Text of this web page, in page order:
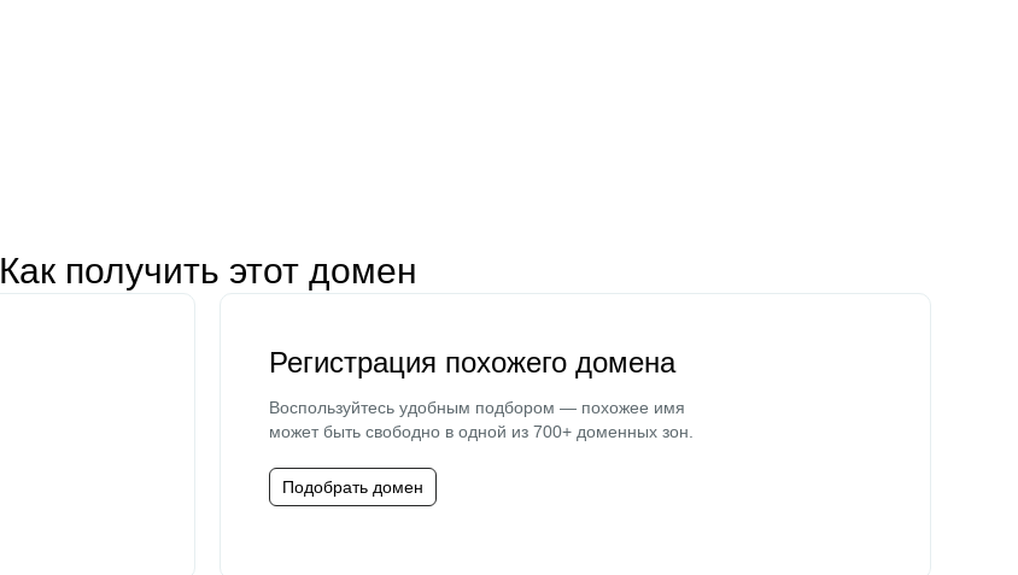
Как получить этот домен
Регистрация похожего домена
Воспользуйтесь удобным подбором — похожее имя
может быть свободно в одной из 700+ доменных зон.
Подобрать домен